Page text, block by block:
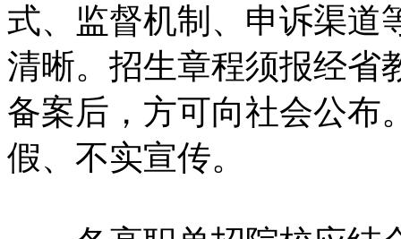
式、监督机制、申诉渠道
清晰。招生章程须报经省
备案后，方可向社会公布
假、不实宣传。